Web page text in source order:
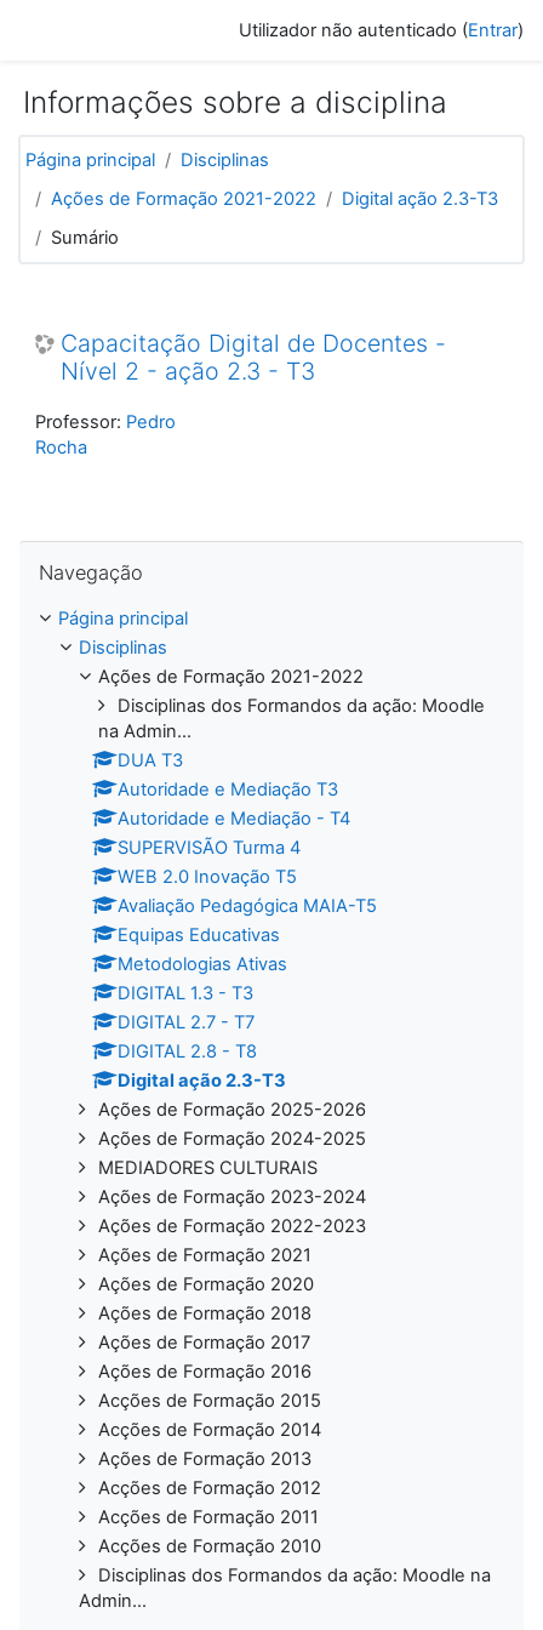
Utilizador não autenticado (Entrar)
Informações sobre a disciplina
Página principal
Disciplinas
Ações de Formação 2021-2022
Digital ação 2.3-T3
Sumário
Capacitação Digital de Docentes -
Nível 2 - ação 2.3 - T3
Professor: Pedro
Rocha
Navegação
Página principal
Disciplinas
Ações de Formação 2021-2022
Disciplinas dos Formandos da ação: Moodle
na Admin...
DUA T3
Autoridade e Mediação T3
Autoridade e Mediação - T4
SUPERVISÃO Turma 4
WEB 2.0 Inovação T5
Avaliação Pedagógica MAIA-T5
Equipas Educativas
Metodologias Ativas
DIGITAL 1.3 - T3
DIGITAL 2.7 - T7
DIGITAL 2.8 - T8
Digital ação 2.3-T3
Ações de Formação 2025-2026
Ações de Formação 2024-2025
MEDIADORES CULTURAIS
Ações de Formação 2023-2024
Ações de Formação 2022-2023
Ações de Formação 2021
Ações de Formação 2020
Ações de Formação 2018
Ações de Formação 2017
Ações de Formação 2016
Acções de Formação 2015
Acções de Formação 2014
Ações de Formação 2013
Acções de Formação 2012
Acções de Formação 2011
Acções de Formação 2010
Disciplinas dos Formandos da ação: Moodle na
Admin...